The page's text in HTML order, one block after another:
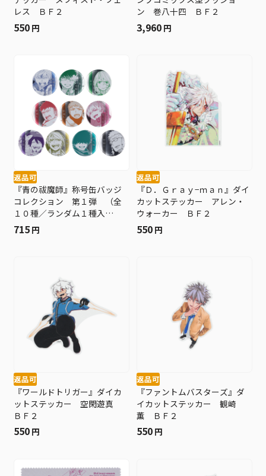
レス ＢＦ２
550 円
ン 巻八十四 ＢＦ２
3,960 円
返品可
『青の祓魔師』称号缶バッジ
コレクション 第１弾 （全
１０種／ランダム１種入
り） ＢＦ２
715 円
返品可
『Ｄ．Ｇｒａｙ−ｍａｎ』ダイ
カットステッカー アレン・
ウォーカー ＢＦ２
550 円
返品可
『ワールドトリガー』ダイカ
ットステッカー 空閑遊真
ＢＦ２
550 円
返品可
『ファントムバスターズ』ダ
イカットステッカー 観崎
薫 ＢＦ２
550 円